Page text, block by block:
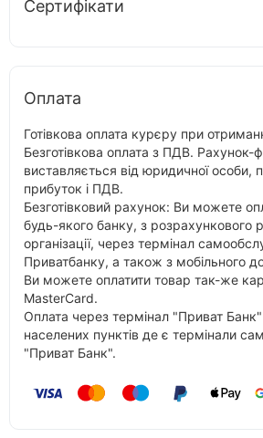
Сертифікати
Оплата
Готівкова оплата курєру при
Безготівкова оплата з ПДВ. Рахунок-
виставляється від юридичної особи,
прибуток і ПДВ.
Безготівковий рахунок: Ви можете
будь-якого банку, з розрахункового
організації, через термінал
Приватбанку, а також з мобільного
Ви можете оплатити товар так-же
MasterCard.
Оплата через термінал "Приват
населених пунктів де є термінали
"Приват Банк".